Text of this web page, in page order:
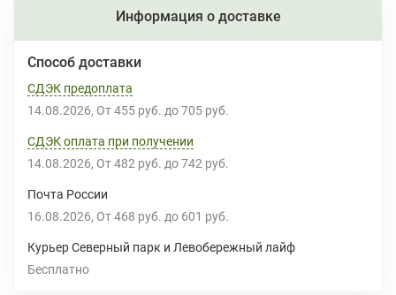
Информация о доставке
Способ доставки
СДЭК предоплата
14.08.2026 От 455 руб. до 705 руб.
СДЭК оплата при получении
14.08.2026 От 482 руб. до 742 руб.
Почта России
16.08.2026 От 468 руб. до 601 руб.
Курьер Северный парк и Левобережный лайф
Бесплатно